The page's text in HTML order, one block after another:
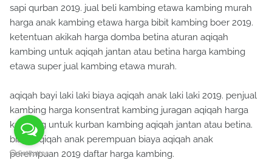
sapi qurban 2019. jual beli kambing etawa kambing murah
harga anak kambing etawa harga bibit kambing boer 2019.
ketentuan akikah harga domba betina aturan aqiqah
kambing untuk aqiqah jantan atau betina harga kambing
etawa super jual kambing etawa murah.
aqiqah bayi laki laki biaya aqiqah anak laki laki 2019. penjual
kambing harga konsentrat kambing juragan aqiqah harga
kambing untuk kurban kambing aqiqah jantan atau betina.
biaya aqiqah anak perempuan biaya aqiqah anak
perempuan 2019 daftar harga kambing.